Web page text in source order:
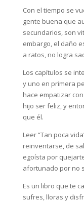
Con el tiempo se
gente buena que
secundarios, son
embargo, el daño
a ratos, no logra
Los capítulos se
y uno en primera
hace empatizar
hijo ser feliz, y
que él.
Leer “Tan poca
reinventarse, de
egoísta por
afortunado por no
Es un libro que te
sufres, lloras y